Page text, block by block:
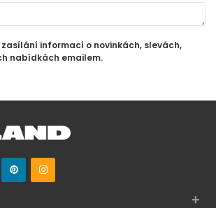
zasílání informací o novinkách, slevách,
nabídkách emailem.
+